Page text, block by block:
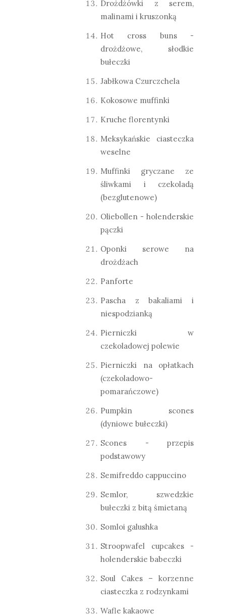
Drożdżówki z serem,
malinami i kruszonką
Hot cross buns -
drożdżowe, słodkie
bułeczki
Jabłkowa Czurczchela
Kokosowe muffinki
Kruche florentynki
Meksykańskie ciasteczka
weselne
Muffinki gryczane ze
śliwkami i czekoladą
(bezglutenowe)
Oliebollen - holenderskie
pączki
Oponki serowe na
drożdżach
Panforte
Pascha z bakaliami i
niespodzianką
Pierniczki w
czekoladowej polewie
Pierniczki na opłatkach
(czekoladowo-
pomarańczowe)
Pumpkin scones
(dyniowe bułeczki)
Scones - przepis
podstawowy
Semifreddo cappuccino
Semlor, szwedzkie
bułeczki z bitą śmietaną
Somloi galushka
Stroopwafel cupcakes -
holenderskie babeczki
Soul Cakes – korzenne
ciasteczka z rodzynkami
Wafle kakaowe